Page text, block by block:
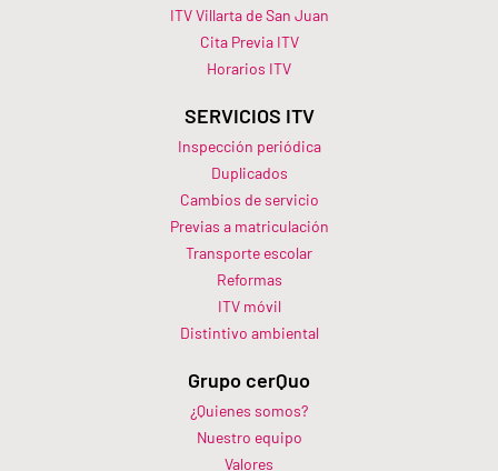
ITV Villarta de San Juan
Cita Previa ITV
Horarios ITV​
SERVICIOS ITV
Inspección periódica
Duplicados
Cambios de servicio
Previas a matriculación
Transporte escolar
Reformas
ITV móvil
Distintivo ambiental
Grupo cerQuo
¿Quienes somos?
Nuestro equipo
Valores